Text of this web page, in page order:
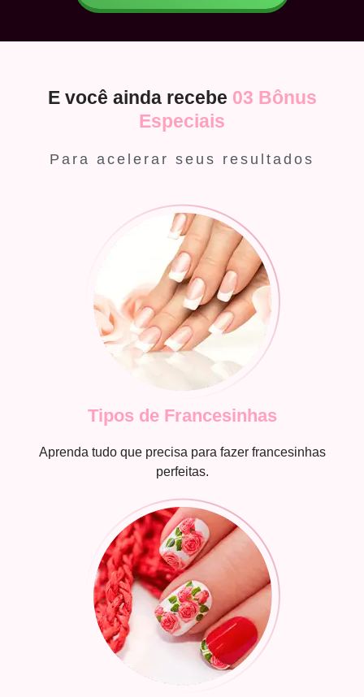
E você ainda recebe 03 Bônus
Especiais
Para acelerar seus resultados
Tipos de Francesinhas
Aprenda tudo que precisa para fazer francesinhas
perfeitas.